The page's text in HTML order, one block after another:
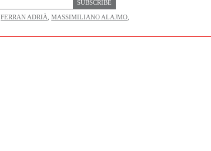
SUBSCRIBE
,FERRAN ADRIÀ ,MASSIMILIANO ALAJMO